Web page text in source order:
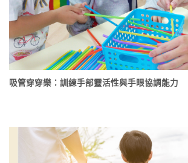
吸管穿穿樂：訓練手部靈活性與手眼協調能力